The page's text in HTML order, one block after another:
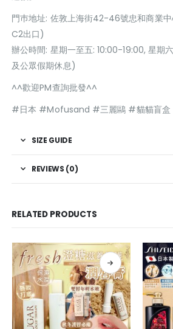
門巿地址: 佐敦上海街42-46號忠和商業
C2出口)
辦公時間: 星期一至五: 10:00-19:00, 星期
及公眾假期休息)
^^歡迎PM查詢批發^^
#日本 #Mofusand #三麗鷗 #貓貓盲盒
SIZE GUIDE
REVIEWS (0)
RELATED PRODUCTS